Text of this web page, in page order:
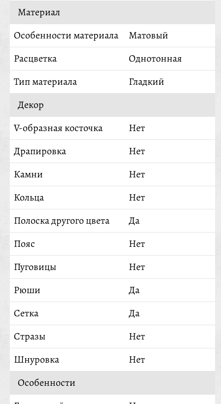
Материал
Особенности материала
Матовый
Расцветка
Однотонная
Тип материала
Гладкий
Декор
V-образная косточка
Нет
Драпировка
Нет
Камни
Нет
Кольца
Нет
Полоска другого цвета
Да
Пояс
Нет
Пуговицы
Нет
Рюши
Да
Сетка
Да
Стразы
Нет
Шнуровка
Нет
Особенности